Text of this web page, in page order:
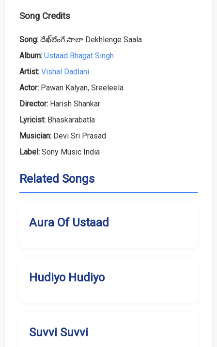
Song Credits
Song: దేఖ్‌లేంగే సాలా Dekhlenge Saala
Album: Ustaad Bhagat Singh
Artist: Vishal Dadlani
Actor: Pawan Kalyan, Sreeleela
Director: Harish Shankar
Lyricist: Bhaskarabatla
Musician: Devi Sri Prasad
Label: Sony Music India
Related Songs
Aura Of Ustaad
Hudiyo Hudiyo
Suvvi Suvvi